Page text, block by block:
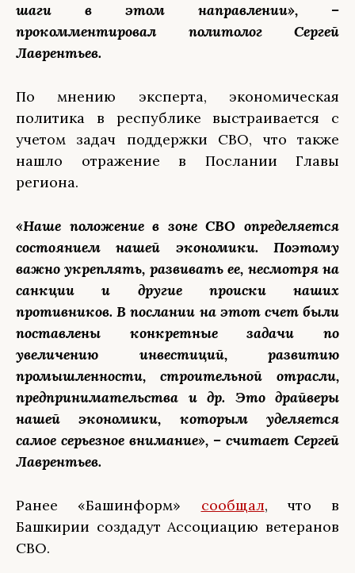
шаги в этом направлении», –
прокомментировал политолог Сергей
Лаврентьев.
По мнению эксперта, экономическая
политика в республике выстраивается с
учетом задач поддержки СВО, что также
нашло отражение в Послании Главы
региона.
«Наше положение в зоне СВО определяется
состоянием нашей экономики. Поэтому
важно укреплять, развивать ее, несмотря на
санкции и другие происки наших
противников. В послании на этот счет были
поставлены конкретные задачи по
увеличению инвестиций, развитию
промышленности, строительной отрасли,
предпринимательства и др. Это драйверы
нашей экономики, которым уделяется
самое серьезное внимание», – считает Сергей
Лаврентьев.
Ранее «Башинформ» сообщал, что в
Башкирии создадут Ассоциацию ветеранов
СВО.